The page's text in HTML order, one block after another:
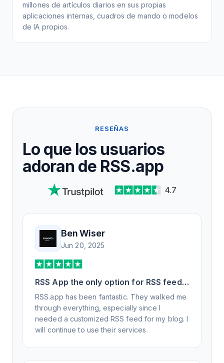
millones de artículos diarios en sus propias
aplicaciones internas, cuadros de mando o modelos
de IA propios.
RESEÑAS
Lo que los usuarios
adoran de RSS.app
4.7
Ben Wiser
Jun 20, 2025
RSS App the only option for RSS feed
generation
RSS.app has been fantastic. They walked me
through everything, especially since I
needed a customized RSS feed for my blog. I
will continue to use their services.